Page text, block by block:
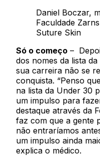
Daniel Boczar,
Faculdade
Suture Skin
Só o começo –
dos nomes da lista
sua carreira não se
conquista. “Penso
na lista da Under 30
um impulso para
destaque através da
faz com que a gente
não entraríamos
um impulso ainda
explica o médico.